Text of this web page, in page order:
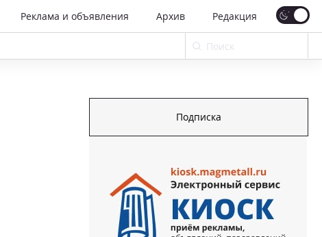
Реклама и объявления Архив Редакция
Подписка